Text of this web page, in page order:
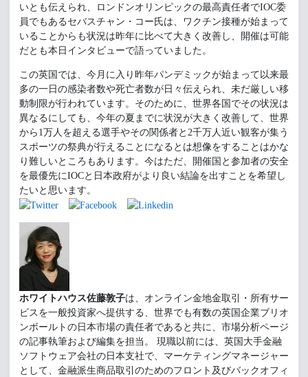
いとも伝えられ、ロンドンオリンピックの最高責任者でIOC委
員でもあるセバスチャン・コー氏は、ワクチン接種が始まって
いることからも状況は昨年に比べて大きく改善し、開催は可能
だとも本日インタビューで語っていました。
この英国では、今月に入り昨年パンデミックが始まって以来最
多の一日の感染者数や死亡者数が日々伝えられ、未だ厳しい移
動制限が行われています。そのために、世界各国でその状況は
異なるにしても、今年の夏までに状況が大きく改善して、世界
から1万人を超える選手やその関係者と2千万人近い観客が集う
スポーツの祭典が行えることになるとは想像をすることはかな
り難しいところもあります。今はただ、開催国と参加者の安全
を最優先にIOCと日本政府がより良い結論を出すことを希望し
たいと思います。
ホワイトハウス佐藤敦子は、オンライン金地金取引・所有サー
ビスを一般投資家へ提供する、世界でも有数の英国企業ブリオ
ンボールトの日本市場の責任者であると共に、市場分析ページ
の記事執筆および編集を担当。 現職以前には、英国大手金融
ソフトウェア会社の日本支社で、マーケティングマネージャー
として、金融派生商品取引のためのフロント及びバックオフィ